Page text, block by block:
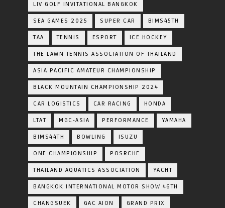
LIV GOLF INVITATIONAL BANGKOK
SEA GAMES 2025 SUPER CAR BIMS45TH
TAA TENNIS ESPORT ICE HOCKEY
THE LAWN TENNIS ASSOCIATION OF THAILAND
ASIA PACIFIC AMATEUR CHAMPIONSHIP
BLACK MOUNTAIN CHAMPIONSHIP 2024
CAR LOGISTICS CAR RACING HONDA
LTAT MGC-ASIA PERFORMANCE YAMAHA
BIMS44TH BOWLING ISUZU
ONE CHAMPIONSHIP POSRCHE
THAILAND AQUATICS ASSOCIATION YACHT
BANGKOK INTERNATIONAL MOTOR SHOW 46TH
CHANGSUEK GAC AION GRAND PRIX